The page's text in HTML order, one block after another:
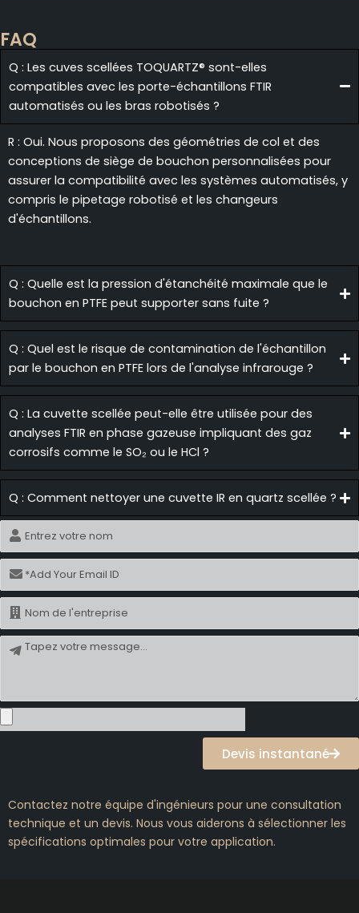
FAQ
Q : Les cuves scellées TOQUARTZ® sont-elles
compatibles avec les porte-échantillons FTIR
automatisés ou les bras robotisés ?
R : Oui. Nous proposons des géométries de col et des
conceptions de siège de bouchon personnalisées pour
assurer la compatibilité avec les systèmes automatisés, y
compris le pipetage robotisé et les changeurs
d'échantillons.
Q : Quelle est la pression d'étanchéité maximale que le
bouchon en PTFE peut supporter sans fuite ?
Q : Quel est le risque de contamination de l'échantillon
par le bouchon en PTFE lors de l'analyse infrarouge ?
Q : La cuvette scellée peut-elle être utilisée pour des
analyses FTIR en phase gazeuse impliquant des gaz
corrosifs comme le SO₂ ou le HCl ?
Q : Comment nettoyer une cuvette IR en quartz scellée ?
Nom
Courriel
Nom
Message
Devis instantané
Contactez notre équipe d'ingénieurs pour une consultation
technique et un devis. Nous vous aiderons à sélectionner les
spécifications optimales pour votre application.